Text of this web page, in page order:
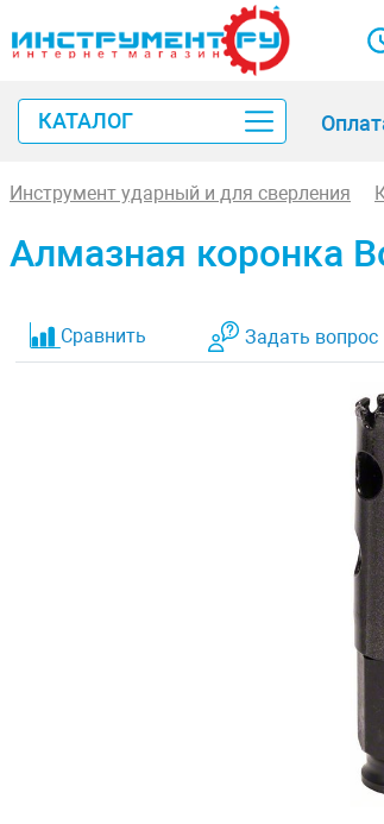
КАТАЛОГ
Инструмент ударный и для сверления
Алмазная коронка
Сравнить Задать вопрос